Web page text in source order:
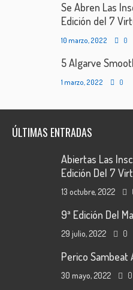
Se Abren Las
Edición del 7
10 marzo, 2022 0
5 Algarve
1 marzo, 2022 0
ÚLTIMAS ENTRADAS
Abiertas Las
Edición Del 7
13 octubre, 2022
9ª Edición Del
29 julio, 2022 0
Perico Sambeat
30 mayo, 2022 0